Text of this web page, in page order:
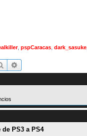
, pspCaracas dark_sasuke
Buscar
PS3 a PS4